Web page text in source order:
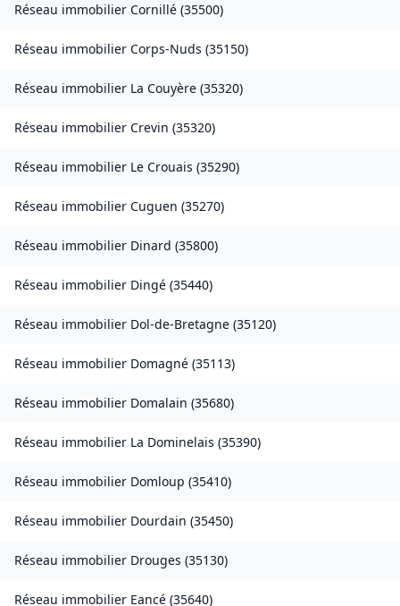
Réseau immobilier Cornillé (35500)
Réseau immobilier Corps-Nuds (35150)
Réseau immobilier La Couyère (35320)
Réseau immobilier Crevin (35320)
Réseau immobilier Le Crouais (35290)
Réseau immobilier Cuguen (35270)
Réseau immobilier Dinard (35800)
Réseau immobilier Dingé (35440)
Réseau immobilier Dol-de-Bretagne (35120)
Réseau immobilier Domagné (35113)
Réseau immobilier Domalain (35680)
Réseau immobilier La Dominelais (35390)
Réseau immobilier Domloup (35410)
Réseau immobilier Dourdain (35450)
Réseau immobilier Drouges (35130)
Réseau immobilier Eancé (35640)